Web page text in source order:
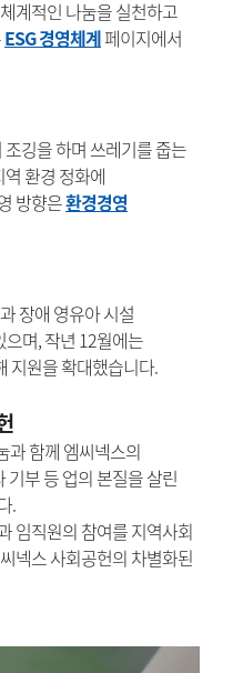
계적인 나눔을 실천하고
ESG 경영체계페이지에서
깅을 하며 쓰레기를 줍는
환경 정화에
방향은환경경영
장애 영유아 시설
으며, 작년 12월에는
지원을 확대했습니다.
과 함께 엠씨넥스의
기부 등 업의 본질을 살린
.
임직원의 참여를 지역사회
넥스 사회공헌의 차별화된